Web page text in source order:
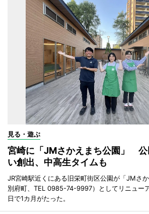
見る・遊ぶ
宮崎に「JMさかえまち公園」 公
い創出、中高生タイムも
JR宮崎駅近くにある旧栄町街区公園が「JMさ
別府町、TEL 0985-74-9997）としてリニュー
日で1カ月がたった。